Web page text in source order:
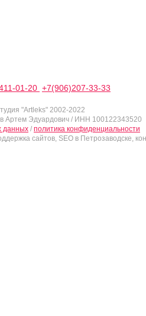
01-20 +7(906)207-33-33
"Artleks" 2002-2022
Артем Эдуардович / ИНН 100122343520
данных / политика конфиденциальности
сайтов, SEO в Петрозаводске,